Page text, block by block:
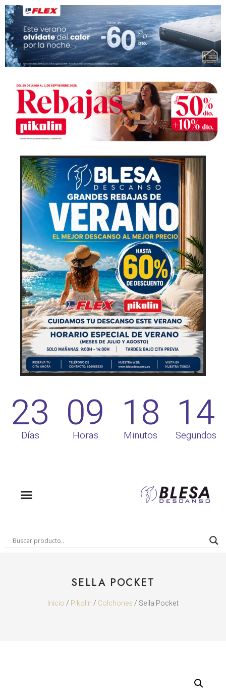
23
Días 09
Horas 18
Minutos 14
Segundos
SELLA POCKET
Inicio/ Pikolin/ Colchones/ Sella Pocket